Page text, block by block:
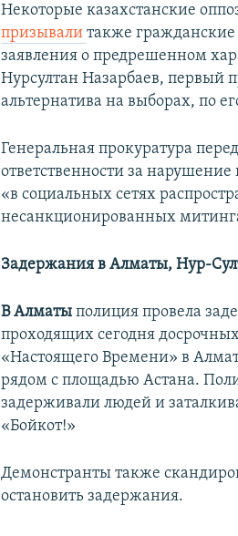
Некоторые казахстанские
призывали также гражданские
заявления о предрешенном
Нурсултан Назарбаев, первый
альтернатива на выборах, по
Генеральная прокуратура
ответственности за
«в социальных сетях
несанкционированных
Задержания в Алматы, Нур-
В Алматы полиция провела
проходящих сегодня
«Настоящего Времени» в
рядом с площадью Астана.
задерживали людей и
«Бойкот!»
Демонстранты также
остановить задержания.